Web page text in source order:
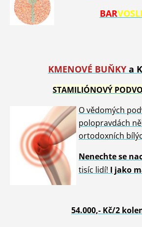
BAR
KMENOVÉ BUŇKYa
STAMILIÓNOVÝ
O vědomých
polopravdách
ortodoxních
Nenechte se
tisíc lidí! I jako
54.000,- Kč/2